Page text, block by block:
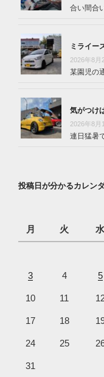
合い間合
ミライー
2026年8月
某園児の
気がつけ
2026年8月
連日猛暑
投稿日が分かるカレン
月
火 水
3 4 5
10 11
17 18
24 25
31